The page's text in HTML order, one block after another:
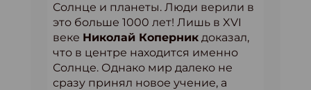
Солнце и планеты. Люди верили в
это больше 1000 лет! Лишь в XVI
веке Николай Коперник доказал,
что в центре находится именно
Солнце. Однако мир далеко не
сразу принял новое учение, а